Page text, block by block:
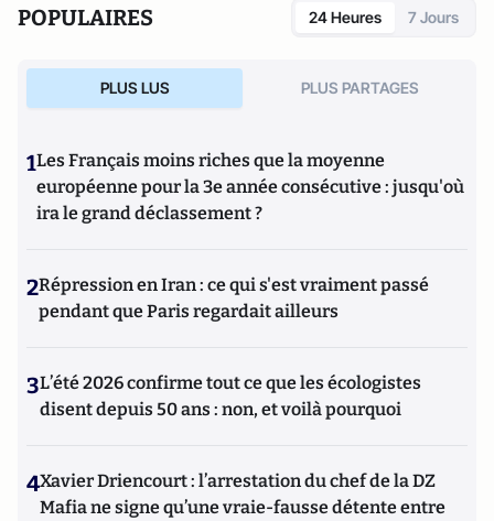
POPULAIRES 24 Heures 7 Jours
PLUS LUS PLUS PARTAGES
1Les Français moins riches que la moyenne
européenne pour la 3e année consécutive : jusqu'où
ira le grand déclassement ?
2Répression en Iran : ce qui s'est vraiment passé
pendant que Paris regardait ailleurs
3L’été 2026 confirme tout ce que les écologistes
disent depuis 50 ans : non, et voilà pourquoi
4Xavier Driencourt : l’arrestation du chef de la DZ
Mafia ne signe qu’une vraie-fausse détente entre